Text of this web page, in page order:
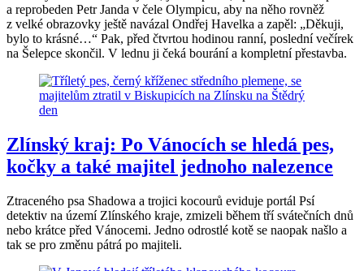
a reprobeden Petr Janda v čele Olympicu, aby na něho rovněž
z velké obrazovky ještě navázal Ondřej Havelka a zapěl: „Děkuji,
bylo to krásné…“ Pak, před čtvrtou hodinou ranní, poslední večírek
na Šelepce skončil. V lednu ji čeká bourání a kompletní přestavba.
Zlínský kraj: Po Vánocích se hledá pes,
kočky a také majitel jednoho nalezence
Ztraceného psa Shadowa a trojici kocourů eviduje portál Psí
detektiv na území Zlínského kraje, zmizeli během tří svátečních dnů
nebo krátce před Vánocemi. Jedno odrostlé kotě se naopak našlo a
tak se pro změnu pátrá po majiteli.